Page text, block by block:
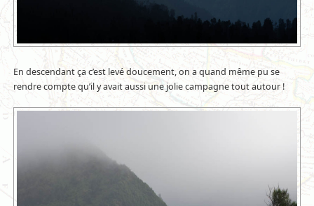
En descendant ça c’est levé doucement, on a quand même pu se
rendre compte qu’il y avait aussi une jolie campagne tout autour !